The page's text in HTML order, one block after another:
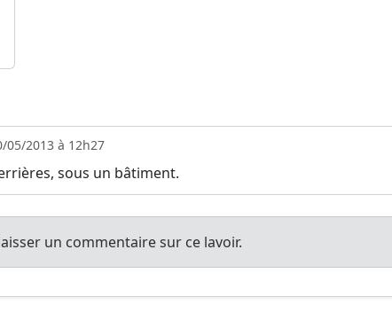
05/2013 à 12h27
sous un bâtiment.
un commentaire sur ce lavoir.